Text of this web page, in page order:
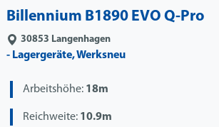
Billennium B1890 EVO Q-Pro
30853 Langenhagen
- Lagergeräte, Werksneu
Arbeitshöhe: 18m
Reichweite: 10.9m